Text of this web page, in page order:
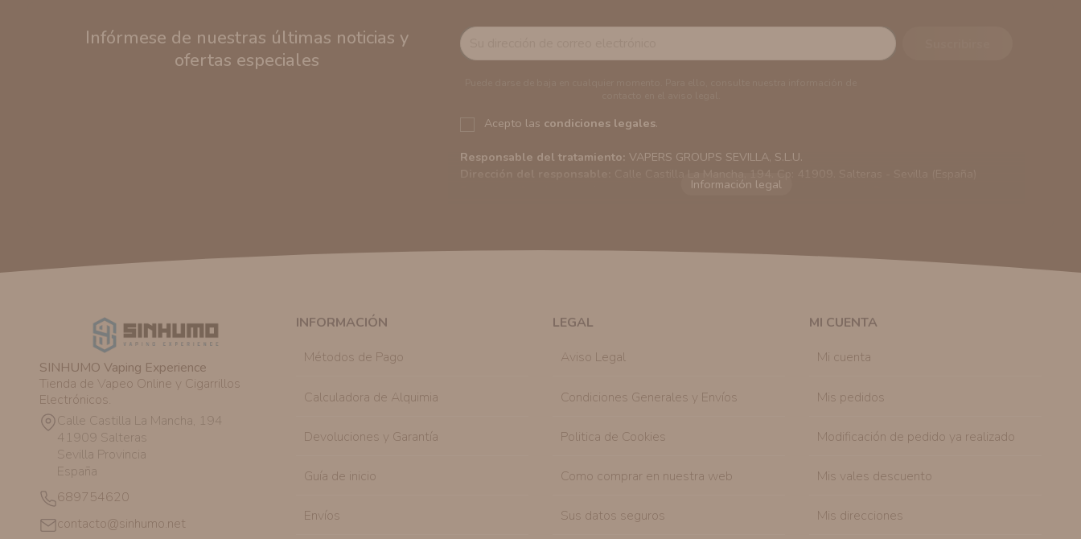
Infórmese de nuestras últimas noticias y
ofertas especiales
Acepto las condiciones legales.
Responsable del tratamiento: VAPERS GROUPS SEVILLA, S.L.U.
Sus datos serán usados para poder enviarle información comercial (Puede consultar como
similares a los artículos que ha adquirido. Puede solicitar la cancelación de comunicaciones comerciales
Con carácter general, sólo el personal de nuestra entidad que esté debidamente
Tiene derecho a saber qué información tenemos sobre usted, corregirla y eliminarla, tal y
SINHUMO Vaping Experience
Tienda de Vapeo Online y Cigarrillos
Electrónicos.
Calle Castilla La Mancha, 194
41909 Salteras
Sevilla Provincia
España
689754620
contacto@sinhumo.net
INFORMACIÓN
Métodos de Pago
Calculadora de Alquimia
Devoluciones y Garantía
Guía de inicio
Envíos
LEGAL
Aviso Legal
Condiciones Generales y Envíos
Politica de Cookies
Como comprar en nuestra web
Sus datos seguros
MI CUENTA
Mi cuenta
Mis pedidos
Modificación de pedido ya realizado
Mis vales descuento
Mis direcciones